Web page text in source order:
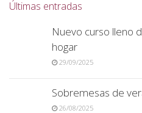
Últimas entradas
Nuevo curso lleno
hogar
29/09/2025
Sobremesas de
26/08/2025